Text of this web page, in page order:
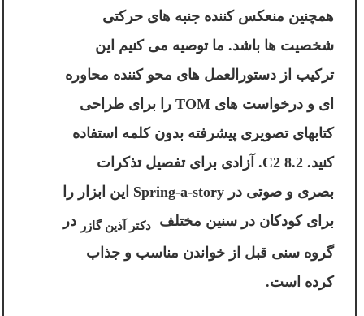
همچنین منعکس کننده جنبه های حرکتی
شخصیت ها باشد. ما توصیه می کنیم این
ترکیب از دستورالعمل های محو کننده محاوره
ای و درخواست های TOM را برای طراحی
کتابهای تصویری پیشرفته بدون کلمه استفاده
کنید. 8.2 C2. آزادی برای تفصیل تذکرات
بصری و صوتی در Spring-a-story این ابزار را
برای کودکان در سنین مختلف
دکتر آذین گازر در
گروه سنی قبل از خواندن مناسب و جذاب
کرده است.